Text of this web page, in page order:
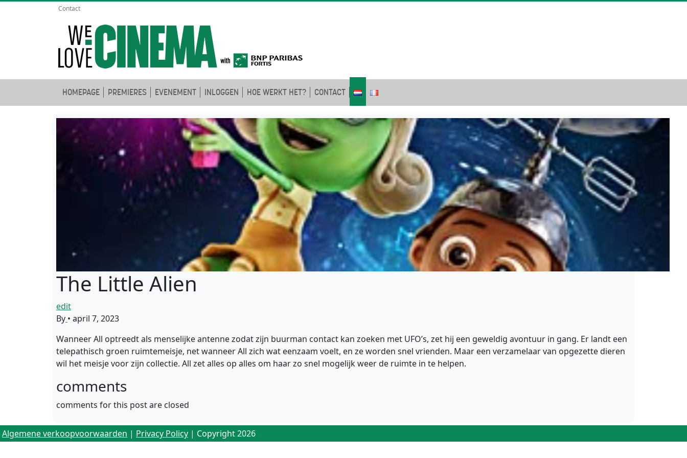
Contact
HOMEPAGE PREMIERES EVENEMENT INLOGGEN HOE WERKT HET? CONTACT
The Little Alien
edit
By • april 7, 2023
Wanneer All optreedt als menselijke antenne zodat zijn buurman contact kan zoeken met UFO’s, zet hij een geweldig avontuur in gang. Er landt een
telepathisch groen ruimtemeisje, net wanneer All zich wat eenzaam voelt, en ze worden snel vrienden. Maar een verzamelaar van opgezette dieren
wil het meisje voor zijn collectie. All zet alles op alles om haar zo snel mogelijk weer de ruimte in te helpen.
comments
comments for this post are closed
Algemene verkoopvoorwaarden | Privacy Policy | Copyright 2026